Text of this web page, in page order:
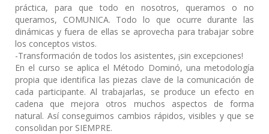
práctica, para que todo en nosotros, queramos o no
queramos, COMUNICA. Todo lo que ocurre durante las
dinámicas y fuera de ellas se aprovecha para trabajar sobre
los conceptos vistos.
-Transformación de todos los asistentes, ¡sin excepciones!
En el curso se aplica el Método Dominó, una metodología
propia que identifica las piezas clave de la comunicación de
cada participante. Al trabajarlas, se produce un efecto en
cadena que mejora otros muchos aspectos de forma
natural. Así conseguimos cambios rápidos, visibles y que se
consolidan por SIEMPRE.